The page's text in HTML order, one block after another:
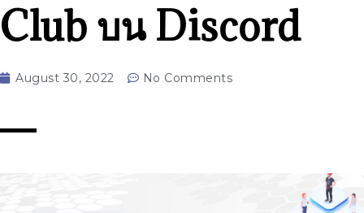
Club บน Discord
August 30, 2022 No Comments